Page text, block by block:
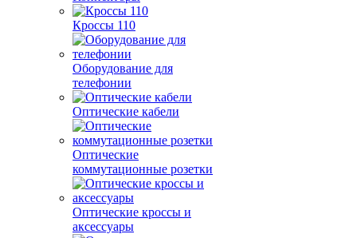
Кроссы 110
Оборудование для
телефонии
Оптические кабели
Оптические
коммутационные розетки
Оптические кроссы и
аксессуары